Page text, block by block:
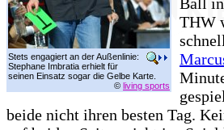
Stets engagiert an der Außenlinie:
Stephane Imbratia erhielt für
seinen Einsatz sogar die Gelbe Karte.
© living sports
THW
beide nicht ihren besten Tag.